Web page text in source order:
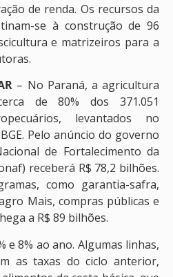
de renda. Os recursos da
se à construção de 96
e matrizeiros para a
– No Paraná, a agricultura
de 80% dos 371.051
levantados no
Pelo anúncio do governo
de Fortalecimento da
receberá R$ 78,2 bilhões.
como garantia-safra,
Mais, compras públicas e
a R$ 89 bilhões.
e 8% ao ano. Algumas linhas,
as taxas do ciclo anterior,